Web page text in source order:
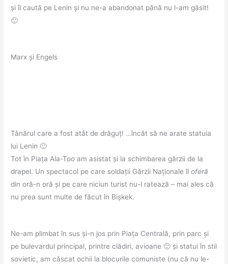
și îl caută pe Lenin și nu ne-a abandonat până nu l-am găsit!
🙂
Marx și Engels
Tânărul care a fost atât de drăguț! …încât să ne arate statuia
lui Lenin 🙂
Tot în Piața Ala-Too am asistat și la schimbarea gărzii de la
drapel. Un spectacol pe care soldații Gărzii Naționale îloferă
din oră-n oră și pe care niciun turist nu-l ratează – mai ales că
nu prea sunt multe de făcut în Bișkek.
Ne-am plimbat în sus și-n jos prin Piața Centrală, prin parc și
pe bulevardul principal, printre clădiri, avioane 🙂 și statui în stil
sovietic, am căscat ochii la blocurile comuniste (nu că nu le-